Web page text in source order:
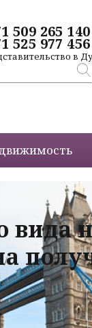
509 265 140
525 977 456
в
вида